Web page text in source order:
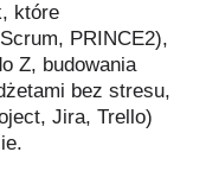
które
PRINCE2),
Z, budowania
bez stresu,
Jira, Trello)